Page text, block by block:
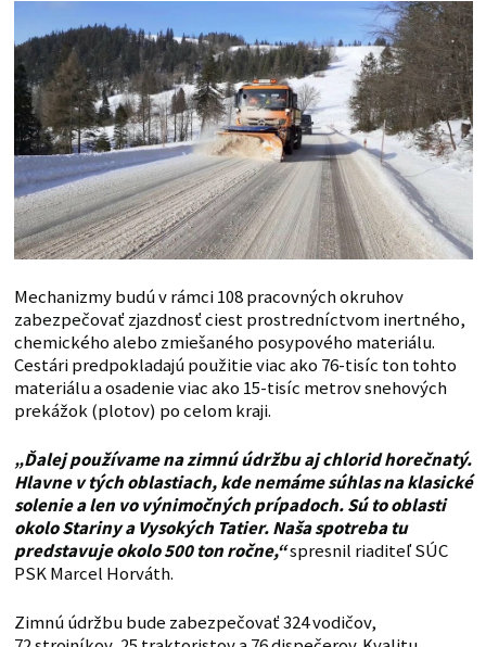
Mechanizmy budú v rámci 108 pracovných okruhov
zabezpečovať zjazdnosť ciest prostredníctvom inertného,
chemického alebo zmiešaného posypového materiálu.
Cestári predpokladajú použitie viac ako 76-tisíc ton tohto
materiálu a osadenie viac ako 15-tisíc metrov snehových
prekážok (plotov) po celom kraji.
„Ďalej používame na zimnú údržbu aj chlorid horečnatý.
Hlavne v tých oblastiach, kde nemáme súhlas na klasické
solenie a len vo výnimočných prípadoch. Sú to oblasti
okolo Stariny a Vysokých Tatier. Naša spotreba tu
predstavuje okolo 500 ton ročne,“spresnil riaditeľ SÚC
PSK Marcel Horváth.
Zimnú údržbu bude zabezpečovať 324 vodičov,